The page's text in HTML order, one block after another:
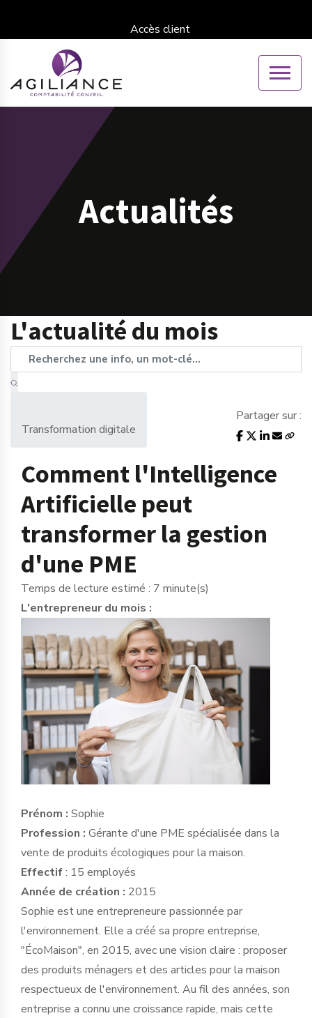
Accès client
Actualités
L'actualité du mois
Transformation digitale
Partager sur :
Comment l'Intelligence
Artificielle peut
transformer la gestion
d'une PME
Temps de lecture estimé : 7 minute(s)
L'entrepreneur du mois :
Prénom : Sophie
Profession : Gérante d'une PME spécialisée dans la
vente de produits écologiques pour la maison.
Effectif: 15 employés
Année de création : 2015
Sophie est une entrepreneure passionnée par
l'environnement. Elle a créé sa propre entreprise,
"ÉcoMaison", en 2015, avec une vision claire : proposer
des produits ménagers et des articles pour la maison
respectueux de l'environnement. Au fil des années, son
entreprise a connu une croissance rapide, mais cette